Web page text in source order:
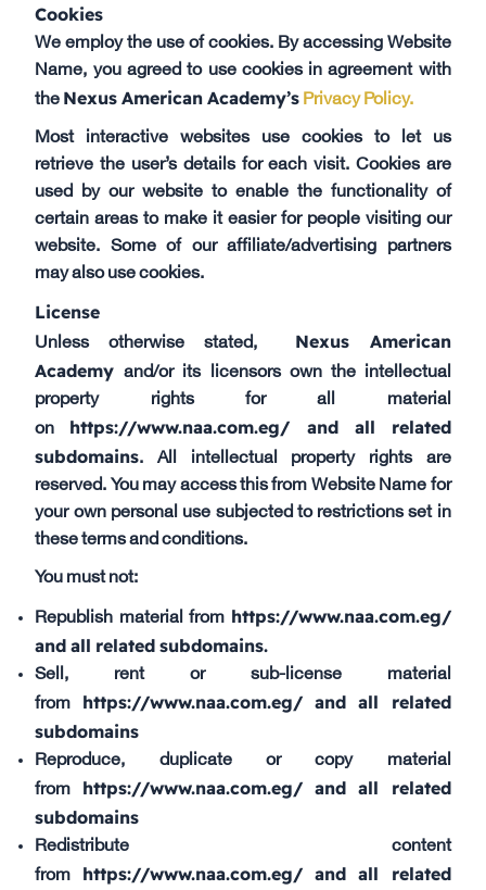
Cookies
We employ the use of cookies. By accessing Website
Name, you agreed to use cookies in agreement with
the Nexus American Academy’s Privacy Policy.
Most interactive websites use cookies to let us
retrieve the user’s details for each visit. Cookies are
used by our website to enable the functionality of
certain areas to make it easier for people visiting our
website. Some of our affiliate/advertising partners
may also use cookies.
License
Unless otherwise stated, Nexus American
Academyand/or its licensors own the intellectual
property rights for all material
on https://www.naa.com.eg/ and all related
subdomains. All intellectual property rights are
reserved. You may access this from Website Name for
your own personal use subjected to restrictions set in
these terms and conditions.
You must not:
Republish material from https://www.naa.com.eg/
and all related subdomains.
Sell, rent or sub-license material
from https://www.naa.com.eg/ and all related
subdomains
Reproduce, duplicate or copy material
from https://www.naa.com.eg/ and all related
subdomains
Redistribute content
from https://www.naa.com.eg/ and all related